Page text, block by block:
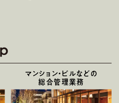
マンション・ビルなどの
総合管理業務